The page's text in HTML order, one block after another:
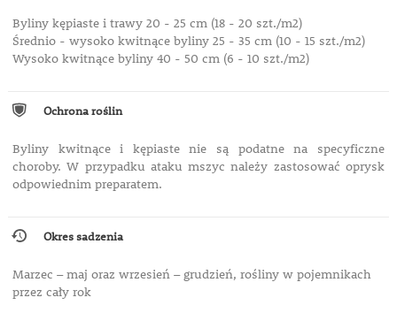
Byliny kępiaste i trawy 20 - 25 cm (18 - 20 szt./m2)
Średnio - wysoko kwitnące byliny 25 - 35 cm (10 - 15 szt./m2)
Wysoko kwitnące byliny 40 - 50 cm (6 - 10 szt./m2)
Ochrona roślin
Byliny kwitnące i kępiaste nie są podatne na specyficzne
choroby. W przypadku ataku mszyc należy zastosować oprysk
odpowiednim preparatem.
Okres sadzenia
Marzec – maj oraz wrzesień – grudzień, rośliny w pojemnikach
przez cały rok